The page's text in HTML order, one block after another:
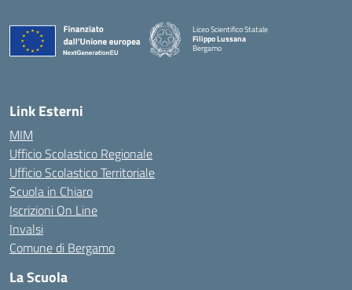
Liceo Scientifico Statale
Filippo Lussana
Bergamo
— Visita la pagina iniziale della scuola
Link Esterni
MIM
Ufficio Scolastico Regionale
Ufficio Scolastico Territoriale
Scuola in Chiaro
Iscrizioni On Line
Invalsi
Comune di Bergamo
La Scuola